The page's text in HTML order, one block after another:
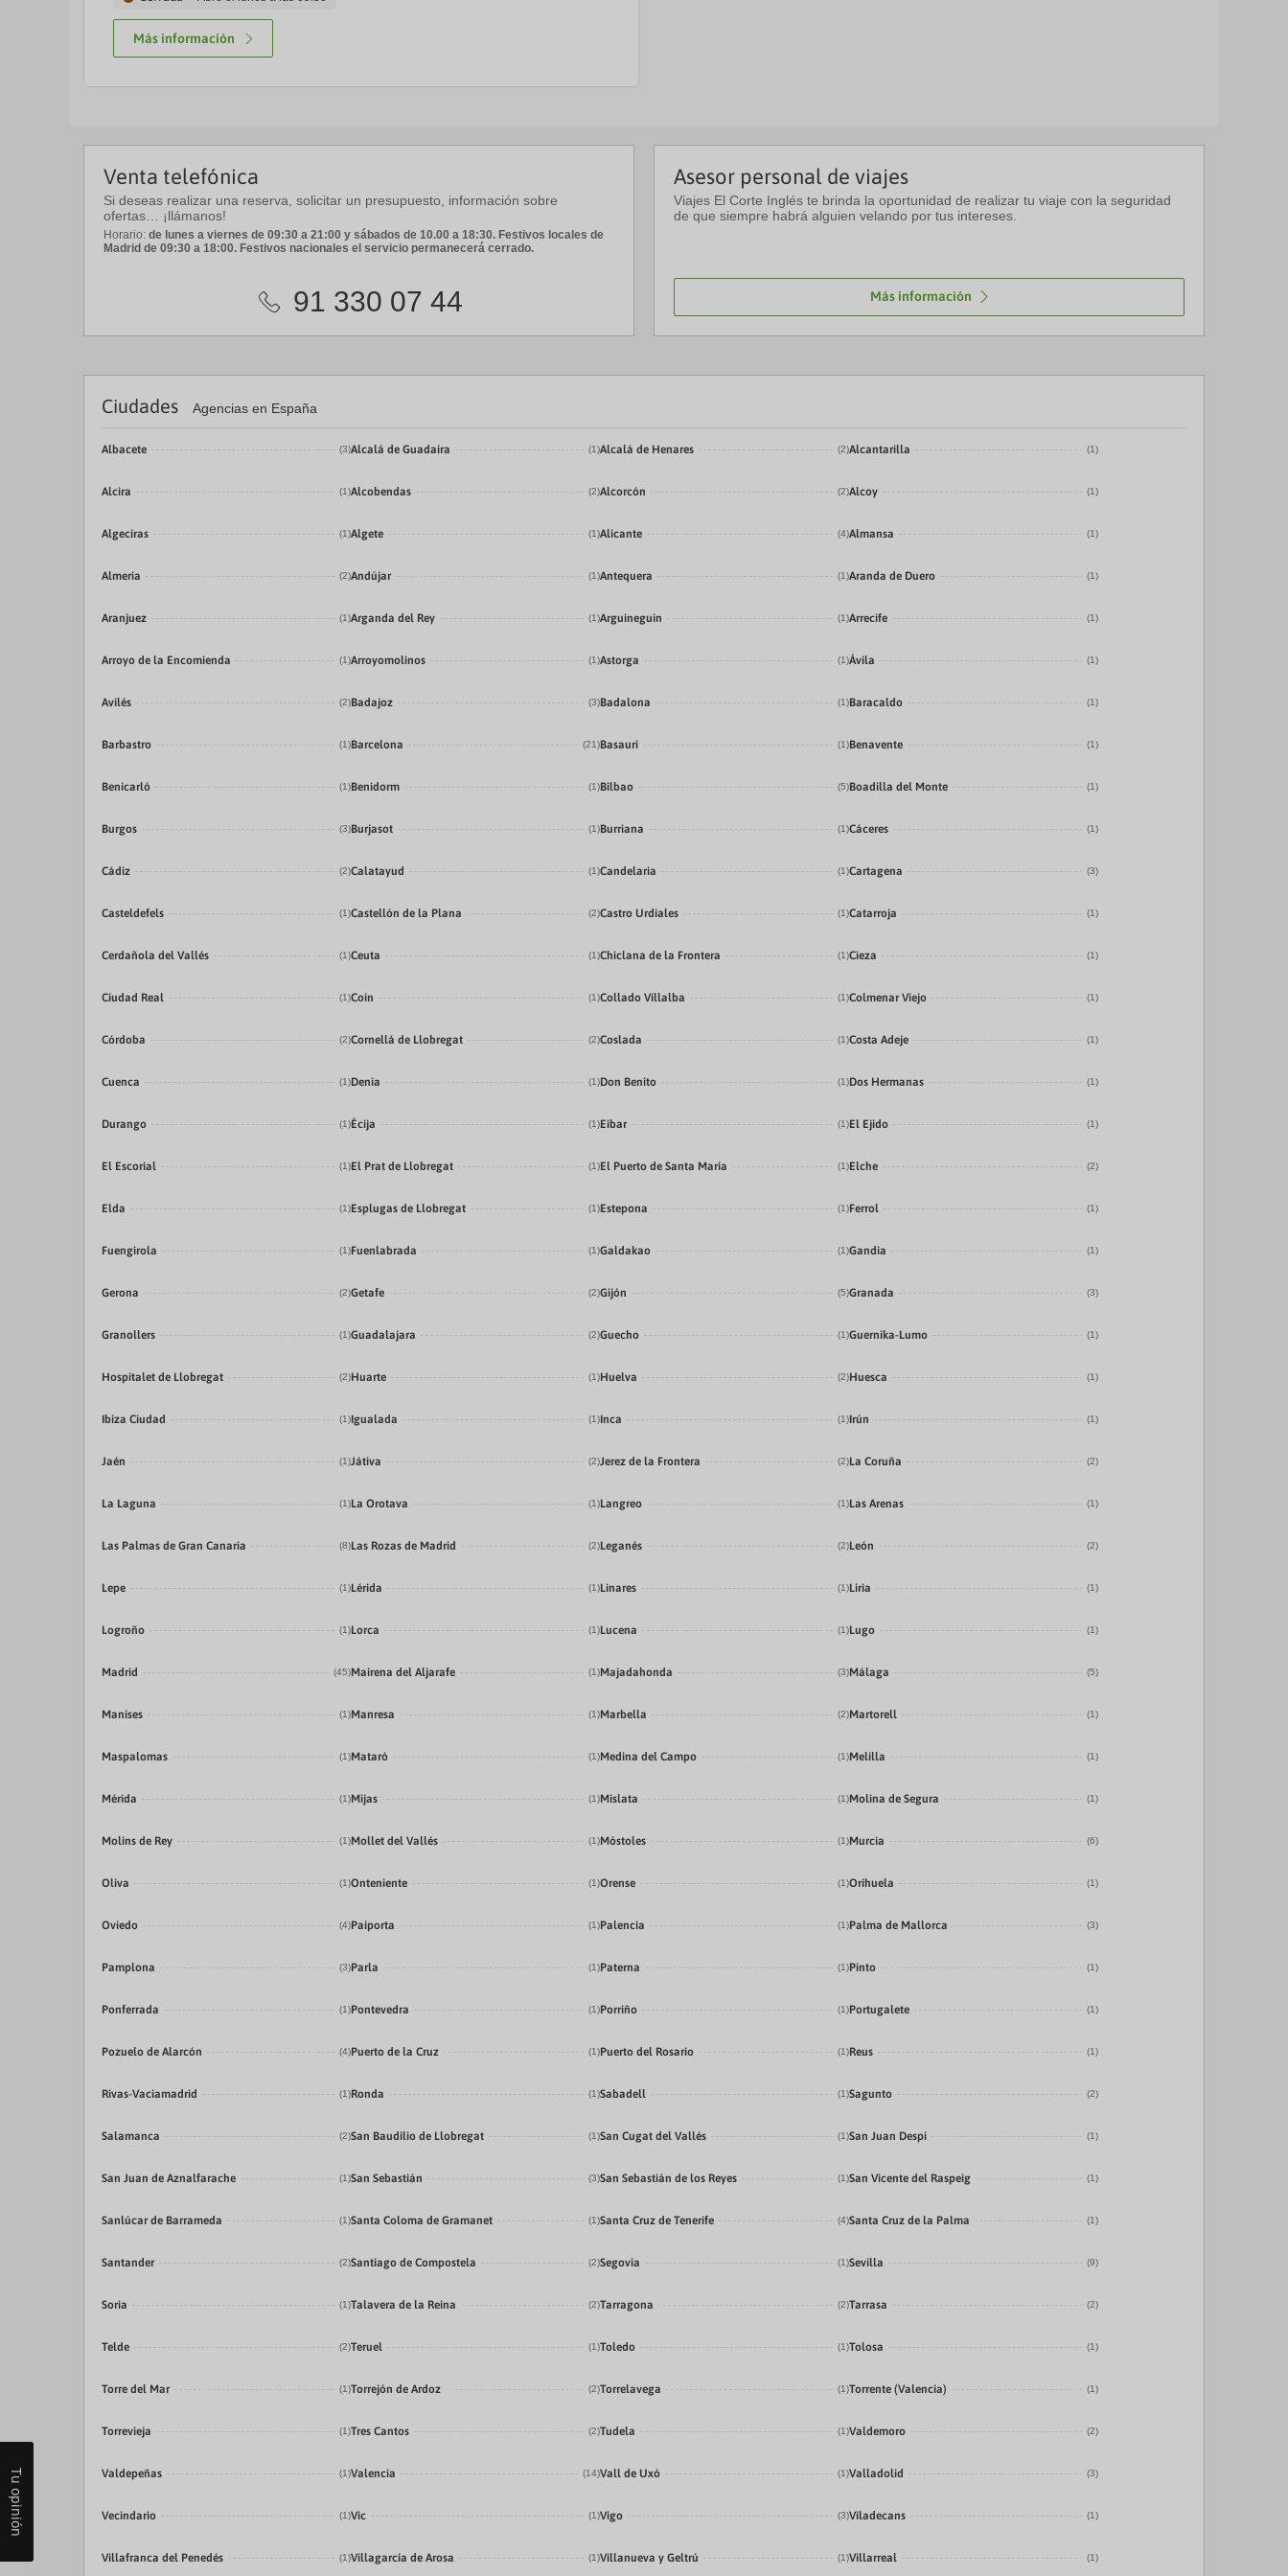
Más información
Venta telefónica
Si deseas realizar una reserva, solicitar un presupuesto, información sobre
ofertas… ¡llámanos!
Horario: de lunes a viernes de 09:30 a 21:00 y sábados de 10.00 a 18:30. Festivos locales de
Madrid de 09:30 a 18:00. Festivos nacionales el servicio permanecerá cerrado.
91 330 07 44
Asesor personal de viajes
Viajes El Corte Inglés te brinda la oportunidad de realizar tu viaje con la seguridad
de que siempre habrá alguien velando por tus intereses.
Más información
Ciudades Agencias en España
Albacete (3)Alcalá de Guadaíra (1)Alcalá de Henares (2)Alcantarilla (1)
Alcira (1)Alcobendas (2)Alcorcón (2)Alcoy (1)
Algeciras (1)Algete (1)Alicante (4)Almansa (1)
Almería (2)Andújar (1)Antequera (1)Aranda de Duero (1)
Aranjuez (1)Arganda del Rey (1)Arguineguin (1)Arrecife (1)
Arroyo de la Encomienda (1)Arroyomolinos (1)Astorga (1)Ávila (1)
Avilés (2)Badajoz (3)Badalona (1)Baracaldo (1)
Barbastro (1)Barcelona (21)Basauri (1)Benavente (1)
Benicarló (1)Benidorm (1)Bilbao (5)Boadilla del Monte (1)
Burgos (3)Burjasot (1)Burriana (1)Cáceres (1)
Cádiz (2)Calatayud (1)Candelaria (1)Cartagena (3)
Casteldefels (1)Castellón de la Plana (2)Castro Urdiales (1)Catarroja (1)
Cerdañola del Vallés (1)Ceuta (1)Chiclana de la Frontera (1)Cieza (1)
Ciudad Real (1)Coín (1)Collado Villalba (1)Colmenar Viejo (1)
Córdoba (2)Cornellá de Llobregat (2)Coslada (1)Costa Adeje (1)
Cuenca (1)Denia (1)Don Benito (1)Dos Hermanas (1)
Durango (1)Écija (1)Eibar (1)El Ejido (1)
El Escorial (1)El Prat de Llobregat (1)El Puerto de Santa María (1)Elche (2)
Elda (1)Esplugas de Llobregat (1)Estepona (1)Ferrol (1)
Fuengirola (1)Fuenlabrada (1)Galdakao (1)Gandia (1)
Gerona (2)Getafe (2)Gijón (5)Granada (3)
Granollers (1)Guadalajara (2)Guecho (1)Guernika-Lumo (1)
Hospitalet de Llobregat (2)Huarte (1)Huelva (2)Huesca (1)
Ibiza Ciudad (1)Igualada (1)Inca (1)Irún (1)
Jaén (1)Játiva (2)Jerez de la Frontera (2)La Coruña (2)
La Laguna (1)La Orotava (1)Langreo (1)Las Arenas (1)
Las Palmas de Gran Canaria (8)Las Rozas de Madrid (2)Leganés (2)León (2)
Lepe (1)Lérida (1)Linares (1)Líria (1)
Logroño (1)Lorca (1)Lucena (1)Lugo (1)
Madrid (45)Mairena del Aljarafe (1)Majadahonda (3)Málaga (5)
Manises (1)Manresa (1)Marbella (2)Martorell (1)
Maspalomas (1)Mataró (1)Medina del Campo (1)Melilla (1)
Mérida (1)Mijas (1)Mislata (1)Molina de Segura (1)
Molins de Rey (1)Mollet del Vallés (1)Móstoles (1)Murcia (6)
Oliva (1)Onteniente (1)Orense (1)Orihuela (1)
Oviedo (4)Paiporta (1)Palencia (1)Palma de Mallorca (3)
Pamplona (3)Parla (1)Paterna (1)Pinto (1)
Ponferrada (1)Pontevedra (1)Porriño (1)Portugalete (1)
Pozuelo de Alarcón (4)Puerto de la Cruz (1)Puerto del Rosario (1)Reus (1)
Rivas-Vaciamadrid (1)Ronda (1)Sabadell (1)Sagunto (2)
Salamanca (2)San Baudilio de Llobregat (1)San Cugat del Vallés (1)San Juan Despi (1)
San Juan de Aznalfarache (1)San Sebastián (3)San Sebastián de los Reyes (1)San Vicente del Raspeig (1)
Sanlúcar de Barrameda (1)Santa Coloma de Gramanet (1)Santa Cruz de Tenerife (4)Santa Cruz de la Palma (1)
Santander (2)Santiago de Compostela (2)Segovia (1)Sevilla (9)
Soria (1)Talavera de la Reina (2)Tarragona (2)Tarrasa (2)
Telde (2)Teruel (1)Toledo (1)Tolosa (1)
Torre del Mar (1)Torrejón de Ardoz (2)Torrelavega (1)Torrente (Valencia) (1)
Torrevieja (1)Tres Cantos (2)Tudela (1)Valdemoro (2)
Valdepeñas (1)Valencia (14)Vall de Uxó (1)Valladolid (3)
Vecindario (1)Vic (1)Vigo (3)Viladecans (1)
Villafranca del Penedés (1)Villagarcía de Arosa (1)Villanueva y Geltrú (1)Villarreal (1)
Tu opinión